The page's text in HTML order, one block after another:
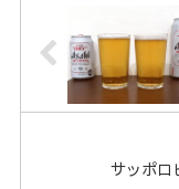
サッポロ